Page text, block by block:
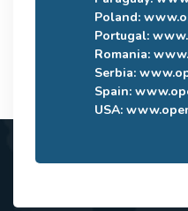
Poland:
Portugal:
Romania:
Serbia:
Spain:
USA: